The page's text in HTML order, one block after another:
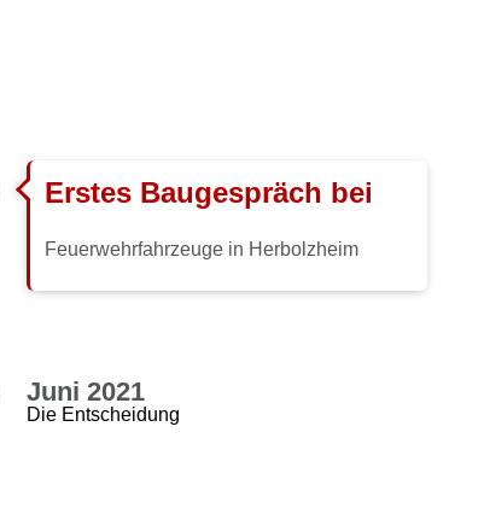
Erstes Baugespräch bei
Feuerwehrfahrzeuge in Herbolzheim
Juni 2021
Die Entscheidung